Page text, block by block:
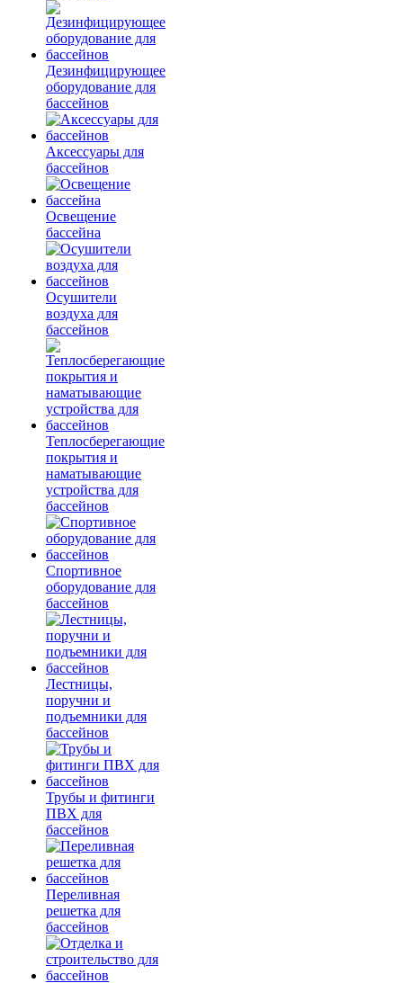
Дезинфицирующее
оборудование для
бассейнов
Аксессуары для
бассейнов
Освещение
бассейна
Осушители
воздуха для
бассейнов
Теплосберегающие
покрытия и
наматывающие
устройства для
бассейнов
Спортивное
оборудование для
бассейнов
Лестницы,
поручни и
подъемники для
бассейнов
Трубы и фитинги
ПВХ для
бассейнов
Переливная
решетка для
бассейнов